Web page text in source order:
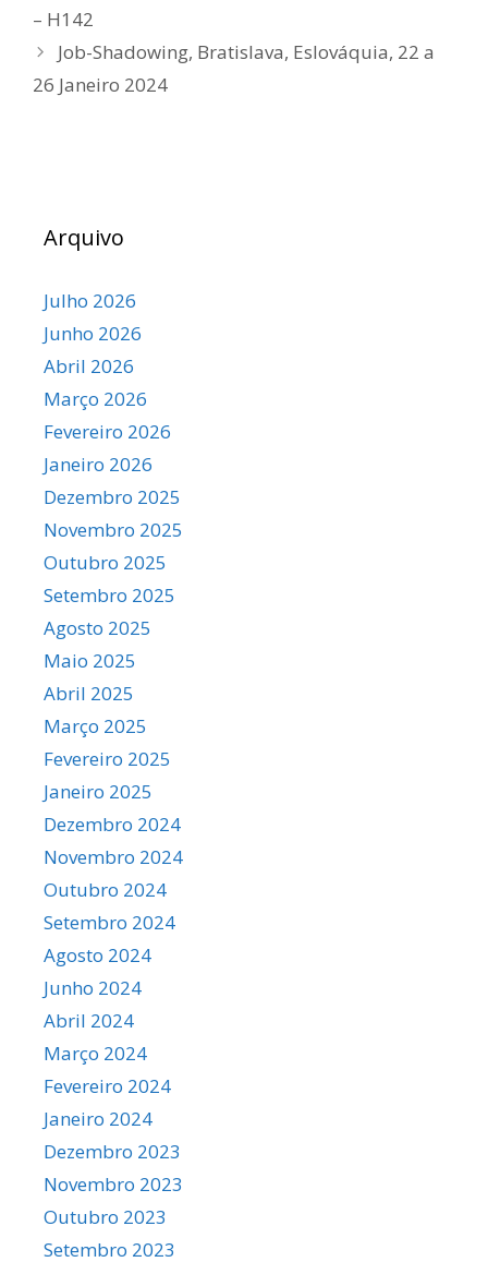
– H142
Job-Shadowing, Bratislava, Eslováquia, 22 a
26 Janeiro 2024
Arquivo
Julho 2026
Junho 2026
Abril 2026
Março 2026
Fevereiro 2026
Janeiro 2026
Dezembro 2025
Novembro 2025
Outubro 2025
Setembro 2025
Agosto 2025
Maio 2025
Abril 2025
Março 2025
Fevereiro 2025
Janeiro 2025
Dezembro 2024
Novembro 2024
Outubro 2024
Setembro 2024
Agosto 2024
Junho 2024
Abril 2024
Março 2024
Fevereiro 2024
Janeiro 2024
Dezembro 2023
Novembro 2023
Outubro 2023
Setembro 2023